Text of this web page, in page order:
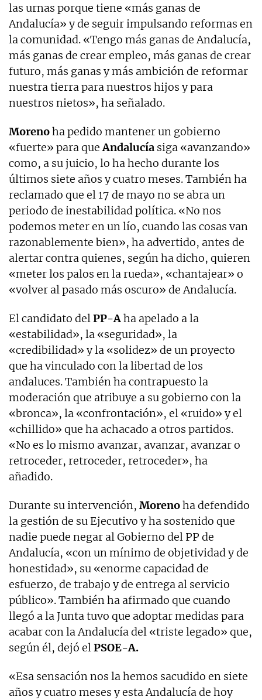
las urnas porque tiene «más ganas de
Andalucía» y de seguir impulsando reformas en
la comunidad. «Tengo más ganas de Andalucía,
más ganas de crear empleo, más ganas de crear
futuro, más ganas y más ambición de reformar
nuestra tierra para nuestros hijos y para
nuestros nietos», ha señalado.
Morenoha pedido mantener un gobierno
«fuerte» para queAndalucía siga «avanzando»
como, a su juicio, lo ha hecho durante los
últimos siete años y cuatro meses. También ha
reclamado que el 17 de mayo no se abra un
periodo de inestabilidad política. «No nos
podemos meter en un lío, cuando las cosas van
razonablemente bien», ha advertido, antes de
alertar contra quienes, según ha dicho, quieren
«meter los palos en la rueda», «chantajear» o
«volver al pasado más oscuro» de Andalucía.
El candidato delPP-Aha apelado a la
«estabilidad», la «seguridad», la
«credibilidad» y la «solidez» de un proyecto
que ha vinculado con la libertad de los
andaluces. También ha contrapuesto la
moderación que atribuye a su gobierno con la
«bronca», la «confrontación», el «ruido» y el
«chillido» que ha achacado a otros partidos.
«No es lo mismo avanzar, avanzar, avanzar o
retroceder, retroceder, retroceder», ha
añadido.
Durante su intervención, Morenoha defendido
la gestión de su Ejecutivo y ha sostenido que
nadie puede negar al Gobierno del PP de
Andalucía, «con un mínimo de objetividad y de
honestidad», su «enorme capacidad de
esfuerzo, de trabajo y de entrega al servicio
público». También ha afirmado que cuando
llegó a la Junta tuvo que adoptar medidas para
acabar con la Andalucía del «triste legado» que,
según él, dejó elPSOE-A.
«Esa sensación nos la hemos sacudido en siete
años y cuatro meses y esta Andalucía de hoy